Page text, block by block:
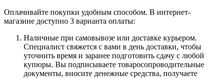
Оплачивайте покупки удобным способом. В интернет-
магазине доступно 3 варианта оплаты:
Наличные при самовывозе или доставке курьером.
Специалист свяжется с вами в день доставки, чтобы
уточнить время и заранее подготовить сдачу с любой
купюры. Вы подписываете товаросопроводительные
документы, вносите денежные средства, получаете